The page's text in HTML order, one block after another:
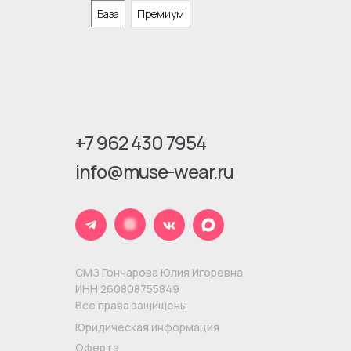
База
Премиум
Юридическая информация
СМЗ Гончарова Юлия Игоревна
ИНН 260808755849
Все права защищены
+7 962 430 7954
info@muse-wear.ru
Оферта